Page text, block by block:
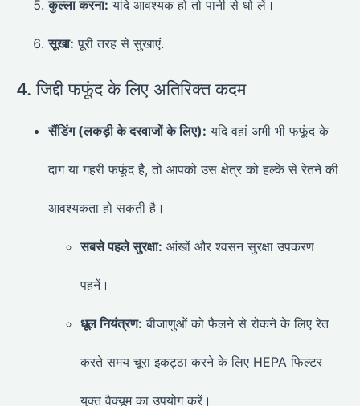
कुल्ला करना: यदि आवश्यक हो तो पानी से धो लें।
सूखा: पूरी तरह से सुखाएं.
4. जिद्दी फफूंद के लिए अतिरिक्त कदम
सैंडिंग (लकड़ी के दरवाजों के लिए): यदि वहां अभी भी फफूंद के
दाग या गहरी फफूंद है, तो आपको उस क्षेत्र को हल्के से रेतने की
आवश्यकता हो सकती है।
सबसे पहले सुरक्षा: आंखों और श्वसन सुरक्षा उपकरण
पहनें।
धूल नियंत्रण: बीजाणुओं को फैलने से रोकने के लिए रेत
करते समय चूरा इकट्ठा करने के लिए HEPA फिल्टर
युक्त वैक्यूम का उपयोग करें।